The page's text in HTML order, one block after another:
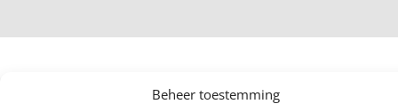
Beheer toestemming